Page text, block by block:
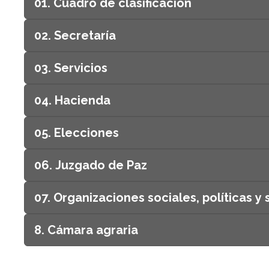
01. Cuadro de clasificacion
02. Secretaría
03. Servicios
04. Hacienda
05. Elecciones
06. Juzgado de Paz
07. Organizaciones sociales, políticas y
8. Cámara agraria